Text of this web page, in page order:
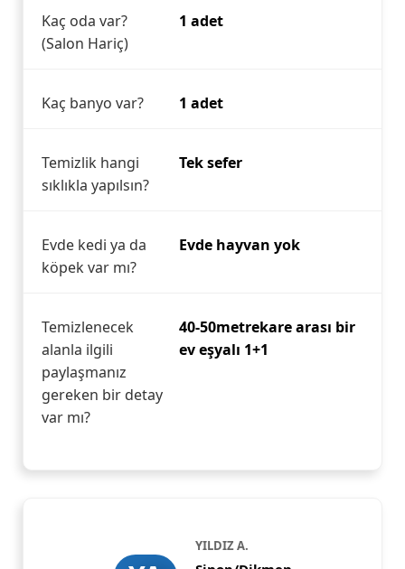
Kaç oda var?
(Salon Hariç)
1 adet
Kaç banyo var? 1 adet
Temizlik hangi
sıklıkla yapılsın?
Tek sefer
Evde kedi ya da
köpek var mı?
Evde hayvan yok
Temizlenecek
alanla ilgili
paylaşmanız
gereken bir detay
var mı?
40-50metrekare arası bir
ev eşyalı 1+1
YILDIZ A.